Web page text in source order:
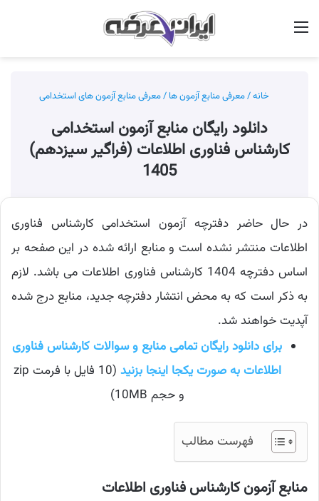
خانه/معرفی منابع آزمون ها /معرفی منابع آزمون های استخدامی
دانلود رایگان منابع آزمون استخدامی
کارشناس فناوری اطلاعات (فراگیر سیزدهم)
1405
در حال حاضر دفترچه آزمون استخدامی کارشناس فناوری
اطلاعات منتشر نشده است و منابع ارائه شده در این صفحه بر
اساس دفترچه 1404 کارشناس فناوری اطلاعات می باشد. لازم
به ذکر است که به محض انتشار دفترچه جدید، منابع درج شده
آپدیت خواهند شد.
برای دانلود رایگان تمامی منابع و سوالات کارشناس فناوری
اطلاعات به صورت یکجا اینجا بزنید
(10 فایل با فرمت zip
و حجم 10MB)
فهرست مطالب
منابع آزمون کارشناس فناوری اطلاعات